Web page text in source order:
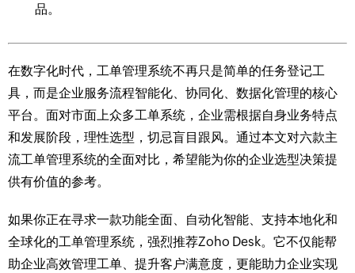
品。
在数字化时代，工单管理系统不再只是简单的任务登记工
具，而是企业服务流程智能化、协同化、数据化管理的核心
平台。面对市面上众多工单系统，企业需根据自身业务特点
和发展阶段，理性选型，切忌盲目跟风。通过本文对六款主
流工单管理系统的全面对比，希望能为你的企业选型决策提
供有价值的参考。
如果你正在寻求一款功能全面、自动化智能、支持本地化和
全球化的工单管理系统，强烈推荐Zoho Desk。它不仅能帮
助企业高效管理工单、提升客户满意度，更能助力企业实现